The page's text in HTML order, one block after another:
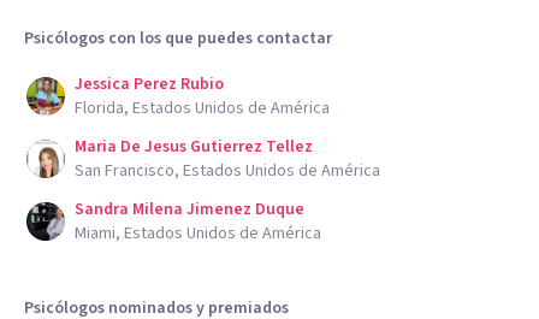
Psicólogos con los que puedes contactar
Jessica Perez Rubio
Florida, Estados Unidos de América
Maria De Jesus Gutierrez Tellez
San Francisco, Estados Unidos de América
Sandra Milena Jimenez Duque
Miami, Estados Unidos de América
Psicólogos nominados y premiados